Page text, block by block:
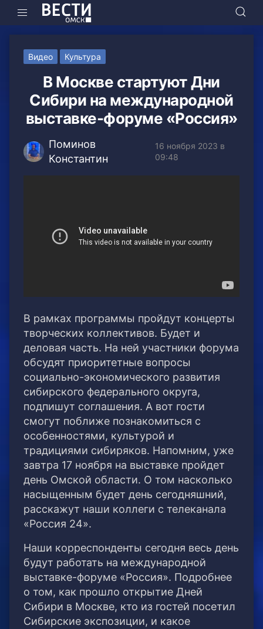
Видео Культура
В Москве стартуют Дни
Сибири на международной
выставке-форуме «Россия»
Поминов
Константин
16 ноября 2023 в
09:48
В рамках программы пройдут концерты
творческих коллективов. Будет и
деловая часть. На ней участники форума
обсудят приоритетные вопросы
социально-экономического развития
сибирского федерального округа,
подпишут соглашения. А вот гости
смогут поближе познакомиться с
особенностями, культурой и
традициями сибиряков. Напомним, уже
завтра 17 ноября на выставке пройдет
день Омской области. О том насколько
насыщенным будет день сегодняшний,
расскажут наши коллеги с телеканала
«Россия 24».
Наши корреспонденты сегодня весь день
будут работать на международной
выставке-форуме «Россия». Подробнее
о том, как прошло открытие Дней
Сибири в Москве, кто из гостей посетил
Сибирские экспозиции, и какое